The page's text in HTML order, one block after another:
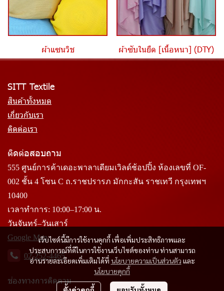
ผ้าแซนวิช ผ้าซับในยืด [เนื้อหนา] (DTY)
เว็บไซต์นี้มีการใช้งานคุกกี้ เพื่อเพิ่มประสิทธิภาพและ
ประสบการณ์ที่ดีในการใช้งานเว็บไซต์ของท่าน ท่านสามารถ
อ่านรายละเอียดเพิ่มเติมได้ที่ นโยบายความเป็นส่วนตัว และ
นโยบายคุกกี้
SITT Textile
สินค้าทั้งหมด
เกี่ยวกับเรา
ติดต่อเรา
ติดต่อสอบถาม
555 ศูนย์การค้าเดอะพาลาเดียมเวิลด์ช้อปปิ้ง ห้องเลขที่ OF-
002 ชั้น 4 โซน C ถ.ราชปรารภ มักกะสัน ราชเทวี กรุงเทพฯ
10400
เวลาทำการ: 10:00–17:00 น.
วันจันทร์–วันเสาร์
Google Map
02-252-4465
ช่องทางการติดตาม